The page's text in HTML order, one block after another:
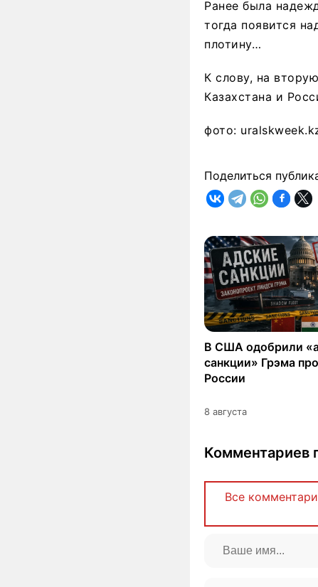
Ранее была
тогда появится
плотину…
К слову, на
Казахстана и
фото:
Поделиться
В США одобрили
санкции» Грэма
России
8 августа
Комментариев
Все